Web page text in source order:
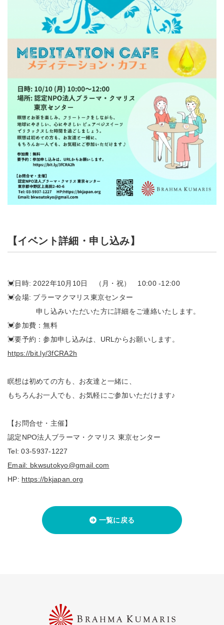
【イベント詳細・申し込み】
💓日時: 2022年10月10日 （月・祝） 10:00 -12:00
💓会場: ブラーマクマリス東京センター
申し込みいただいた方に詳細をご連絡いたします。
💓参加費：無料
💓要予約：参加申し込みは、URLからお願いします。
https://bit.ly/3fCRA2h
瞑想は初めての方も、お友達と一緒に、
もちろんお一人でも、お気軽にご参加いただけます♪
【お問合せ・主催】
認定NPO法人ブラーマ・クマリス 東京センター
Tel: 03-5937-1227
Email: bkwsutokyo@gmail.com
HP: https://bkjapan.org
一覧に戻る